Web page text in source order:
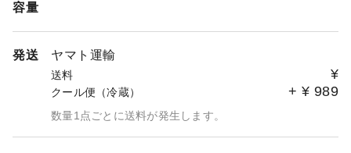
容量
発送 ヤマト運輸
送料 ¥
クール便（冷蔵） + ¥ 989
数量1点ごとに送料が発生します。